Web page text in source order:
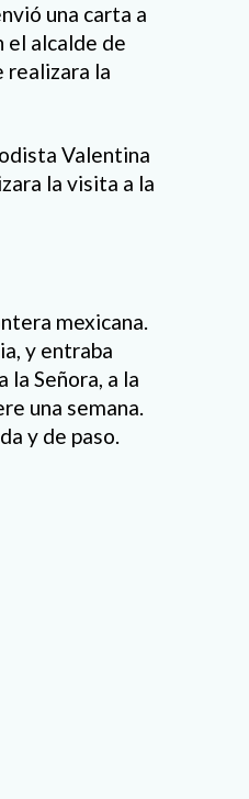
una carta a
el alcalde de
realizara la
Valentina
la visita a la
mexicana.
y entraba
la Señora, a la
una semana.
y de paso.